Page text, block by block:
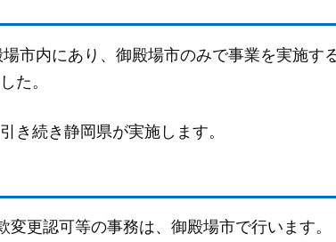
市内にあり、御殿場市のみで事業を実施す
た。
き続き静岡県が実施します。
更認可等の事務は、御殿場市で行います。